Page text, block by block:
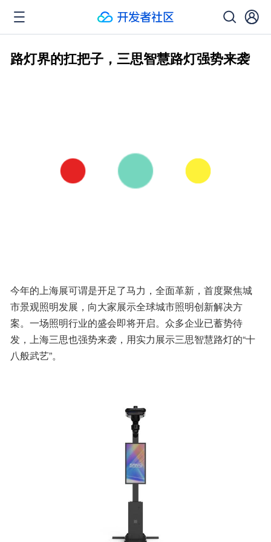
路灯界的扛把子，三思智慧路灯强势来袭
今年的上海展可谓是开足了马力，全面革新，首度聚焦城
市景观照明发展，向大家展示全球城市照明创新解决方
案。一场照明行业的盛会即将开启。众多企业已蓄势待
发，上海三思也强势来袭，用实力展示三思智慧路灯的“十
八般武艺”。